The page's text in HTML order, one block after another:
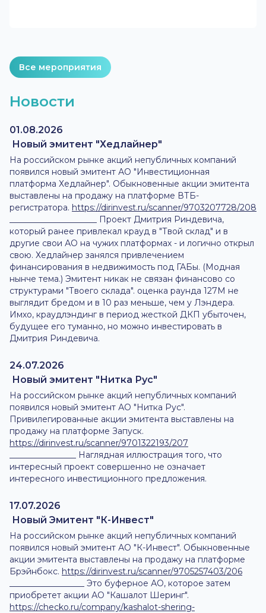
Все мероприятия
Новости
01.08.2026
Новый эмитент "Хедлайнер"
На российском рынке акций непубличных компаний
появился новый эмитент АО "Инвестиционная
платформа Хедлайнер". Обыкновенные акции эмитента
выставлены на продажу на платформе ВТБ-
регистратора. https://dirinvest.ru/scanner/9703207728/208
_____________________ Проект Дмитрия Риндевича,
который ранее привлекал крауд в "Твой склад" и в
другие свои АО на чужих платформах - и логично открыл
свою. Хедлайнер занялся привлечением
финансирования в недвижимость под ГАБы. (Модная
нынче тема.) Эмитент никак не связан финансово со
структурами "Твоего склада". оценка раунда 127М не
выглядит бредом и в 10 раз меньше, чем у Лэндера.
Имхо, краудлэндинг в период жесткой ДКП убыточен,
будущее его туманно, но можно инвестировать в
Дмитрия Риндевича.
24.07.2026
Новый эмитент "Нитка Рус"
На российском рынке акций непубличных компаний
появился новый эмитент АО "Нитка Рус".
Привилегированные акции эмитента выставлены на
продажу на платформе Запуск.
https://dirinvest.ru/scanner/9701322193/207
________________ Наглядная иллюстрация того, что
интересный проект совершенно не означает
интересного инвестиционного предложения.
17.07.2026
Новый Эмитент "К-Инвест"
На российском рынке акций непубличных компаний
появился новый эмитент АО "К-Инвест". Обыкновенные
акции эмитента выставлены на продажу на платформе
Брэйнбокс. https://dirinvest.ru/scanner/9705257403/206
__________________ Это буферное АО, которое затем
приобретет акции АО "Кашалот Шеринг".
https://checko.ru/company/kashalot-shering-